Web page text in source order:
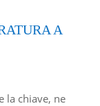
A
la chiave, ne